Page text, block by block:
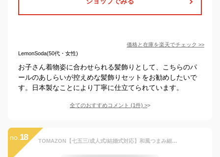
価格と在庫を楽天でチェック >>
LemonSoda(50代・女性)
お子さん着物姿に合わせられる髪飾りとして、こちらのパ
ールのあしらいが控えめな髪飾りセットをお勧めしたいで
す。日本製なことにより丁寧に仕立てられています。
全てのおすすめコメント (1件) >
no. 18 TOMAZON【七五三/成人式/結婚式対応】和風つまみ細工髪飾りヘアクリップ女の子レディース手作り色合わせの花パール水滴ペンダントリボン付き子供卒業式着物お祝い贈り物ギフト(パープル)